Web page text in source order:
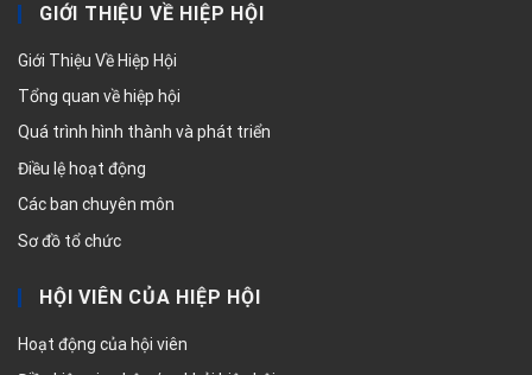
GIỚI THIỆU VỀ HIỆP HỘI
Giới Thiệu Về Hiệp Hội
Tổng quan về hiệp hội
Quá trình hình thành và phát triển
Điều lệ hoạt động
Các ban chuyên môn
Sơ đồ tổ chức
HỘI VIÊN CỦA HIỆP HỘI
Hoạt động của hội viên